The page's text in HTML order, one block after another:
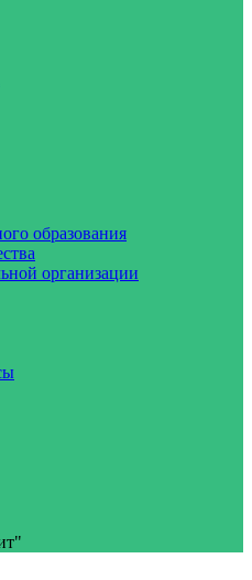
образования
организации